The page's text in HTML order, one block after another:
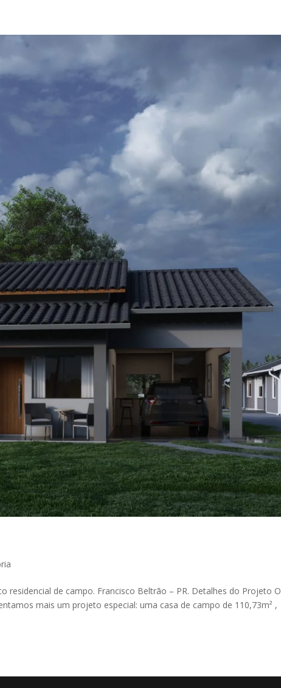
residencial de campo. Francisco Beltrão – PR. Detalhes do Projeto O
mais um projeto especial: uma casa de campo de 110,73m² ,